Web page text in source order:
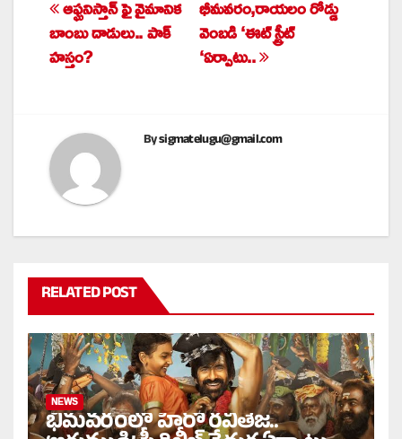
Post
navigation
భీమవరం,రాయలం రోడ్డు
వెంబడి ‘ఈట్ స్ట్రీట్
‘ఏర్పాటు..
ఆఫ్ఘనిస్తాన్ ఫై వైమానిక
బాంబు దాడులు.. పాక్
హస్తం?
Bysigmatelugu@gmail.com
RELATED POST
NEWS
భీమవరంలో హీరో రవితేజ..